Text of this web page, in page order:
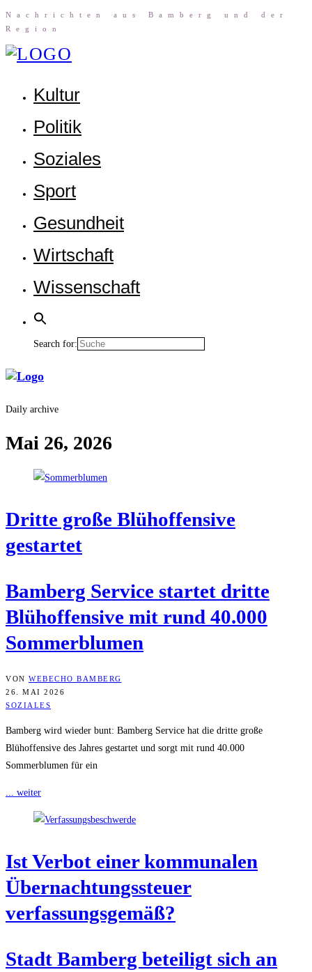
Nach­rich­ten aus Bam­berg und der
Region
Kul­tur
Poli­tik
Sozia­les
Sport
Gesund­heit
Wirt­schaft
Wis­sen­schaft
Search for:
Daily archive
Mai 26, 2026
Drit­te gro­ße Blüh­of­fen­si­ve
gestartet
Bam­berg Ser­vice star­tet drit­te
Blüh­of­fen­si­ve mit rund 40.000
Sommerblumen
VON WEBECHO BAMBERG
26. MAI 2026
SOZIALES
Bamberg wird wieder bunt: Bamberg Service hat die dritte große
Blühoffensive des Jahres gestartet und sorgt mit rund 40.000
Sommerblumen für ein
... weiter
Ist Ver­bot einer kom­mu­na­len
Über­nach­tungs­steu­er
verfassungsgemäß?
Stadt Bam­berg betei­ligt sich an